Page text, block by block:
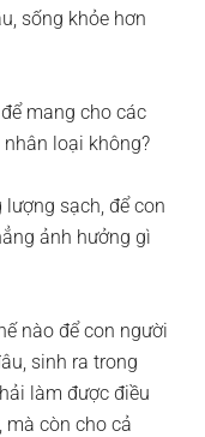
sống khỏe hơn
mang cho các
loại không?
sạch, để con
ảnh hưởng gì
nào để con người
sinh ra trong
làm được điều
mà còn cho cả